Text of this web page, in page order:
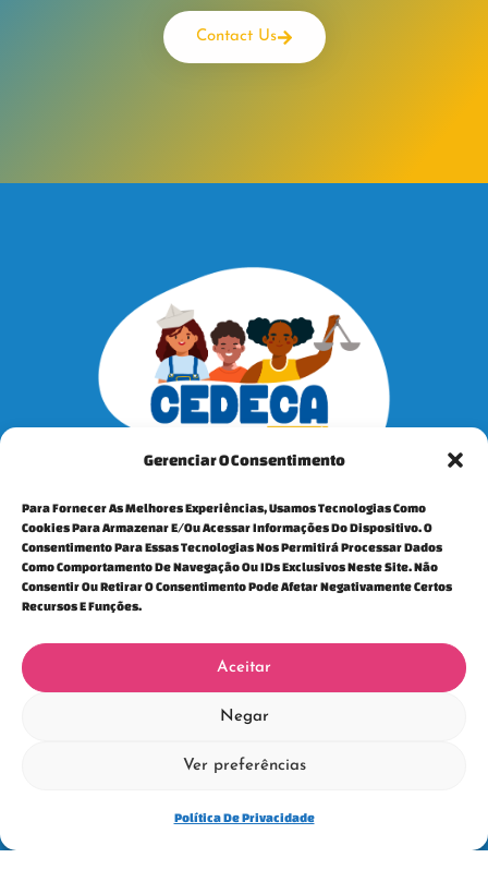
Gerenciar O Consentimento
Para Fornecer As Melhores Experiências, Usamos Tecnologias Como
Cookies Para Armazenar E/ou Acessar Informações Do Dispositivo. O
Consentimento Para Essas Tecnologias Nos Permitirá Processar Dados
Como Comportamento De Navegação Ou IDs Exclusivos Neste Site. Não
Consentir Ou Retirar O Consentimento Pode Afetar Negativamente Certos
Recursos E Funções.
Aceitar
Negar
Ver preferências
Política De Privacidade
Contact Us
Contatos
Institucional(85) 3252-4202
Atendimento(85) 99768-0032